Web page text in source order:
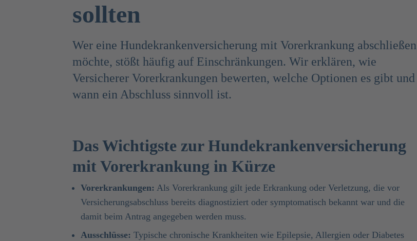
sollten
Wer eine Hundekrankenversicherung mit Vorerkrankung abschließen
möchte, stößt häufig auf Einschränkungen. Wir erklären, wie
Versicherer Vorerkrankungen bewerten, welche Optionen es gibt und
wann ein Abschluss sinnvoll ist.
Das Wichtigste zur Hundekranken­versicherung
mit Vorerkrankung in Kürze
Vorerkrankungen: Als Vorerkrankung gilt jede Erkrankung oder Verletzung, die vor
Versicherungsabschluss bereits diagnostiziert oder symptomatisch bekannt war und die
damit beim Antrag angegeben werden muss.
Ausschlüsse: Typische chronische Krankheiten wie Epilepsie, Allergien oder Diabetes